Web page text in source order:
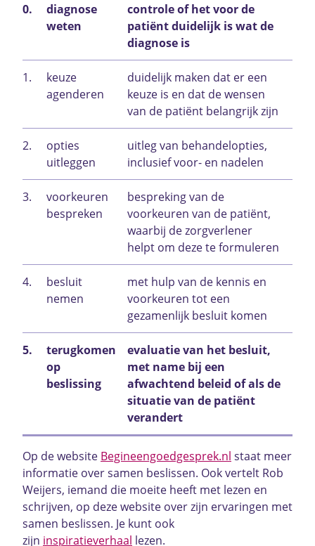
0.
diagnose
weten
controle of het voor de
patiënt duidelijk is wat de
diagnose is
1.
keuze
agenderen
duidelijk maken dat er een
keuze is en dat de wensen
van de patiënt belangrijk zijn
2.
opties
uitleggen
uitleg van behandelopties,
inclusief voor- en nadelen
3.
voorkeuren
bespreken
bespreking van de
voorkeuren van de patiënt,
waarbij de zorgverlener
helpt om deze te formuleren
4.
besluit
nemen
met hulp van de kennis en
voorkeuren tot een
gezamenlijk besluit komen
5.
terugkomen
op
beslissing
evaluatie van het besluit,
met name bij een
afwachtend beleid of als de
situatie van de patiënt
verandert
Op de website Begineengoedgesprek.nl staat meer
informatie over samen beslissen. Ook vertelt Rob
Weijers, iemand die moeite heeft met lezen en
schrijven, op deze website over zijn ervaringen met
samen beslissen. Je kunt ook
zijn inspiratieverhaal lezen.